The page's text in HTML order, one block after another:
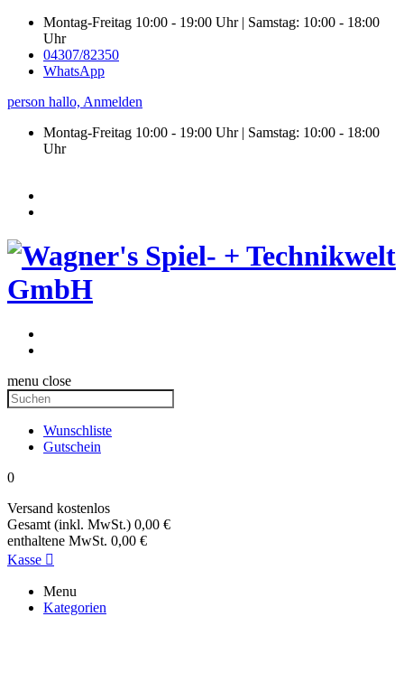
Montag-Freitag 10:00 - 19:00 Uhr | Samstag: 10:00 - 18:00
Uhr
04307/82350
WhatsApp
person hallo, Anmelden
Montag-Freitag 10:00 - 19:00 Uhr | Samstag: 10:00 - 18:00
Uhr
menu close
Wunschliste
Gutschein
0
Versand kostenlos
Gesamt (inkl. MwSt.) 0,00 €
enthaltene MwSt. 0,00 €
Kasse 
Menu
Kategorien